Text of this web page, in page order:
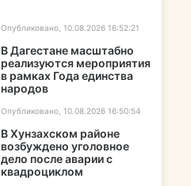
Опубликовано, 10.08.2026 16:52:21
В Дагестане масштабно
реализуются мероприятия
в рамках Года единства
народов
Опубликовано, 10.08.2026 16:50:54
В Хунзахском районе
возбуждено уголовное
дело после аварии с
квадроциклом